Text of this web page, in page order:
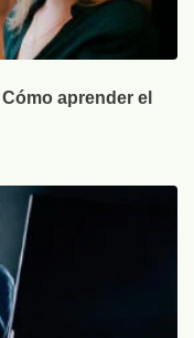
aprender el